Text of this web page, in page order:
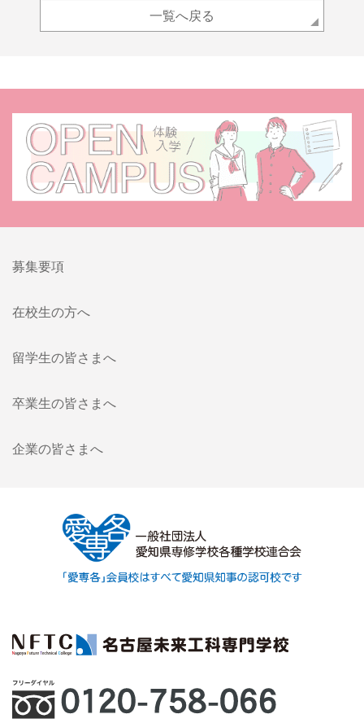
一覧へ戻る
募集要項
在校生の方へ
留学生の皆さまへ
卒業生の皆さまへ
企業の皆さまへ